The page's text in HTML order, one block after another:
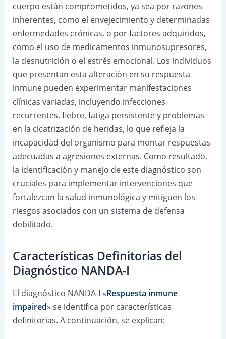
cuerpo están comprometidos, ya sea por razones
inherentes, como el envejecimiento y determinadas
enfermedades crónicas, o por factores adquiridos,
como el uso de medicamentos inmunosupresores,
la desnutrición o el estrés emocional. Los individuos
que presentan esta alteración en su respuesta
inmune pueden experimentar manifestaciones
clínicas variadas, incluyendo infecciones
recurrentes, fiebre, fatiga persistente y problemas
en la cicatrización de heridas, lo que refleja la
incapacidad del organismo para montar respuestas
adecuadas a agresiones externas. Como resultado,
la identificación y manejo de este diagnóstico son
cruciales para implementar intervenciones que
fortalezcan la salud inmunológica y mitiguen los
riesgos asociados con un sistema de defensa
debilitado.
Características Definitorias del
Diagnóstico NANDA-I
El diagnóstico NANDA-I «Respuesta inmune
impaired» se identifica por características
definitorias. A continuación, se explican: